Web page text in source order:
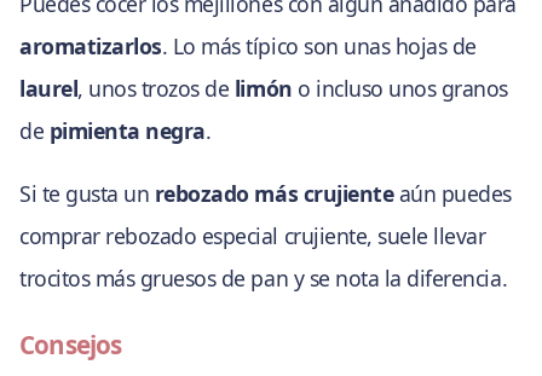
aromatizarlos. Lo más típico son unas hojas de
laurel, unos trozos de limón o incluso unos granos
de pimienta negra.
Si te gusta un rebozado más crujienteaún puedes
comprar rebozado especial crujiente, suele llevar
trocitos más gruesos de pan y se nota la diferencia.
Consejos